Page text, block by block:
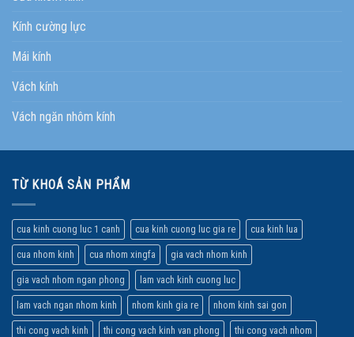
Kính cường lực
Mái kính
Vách kính
Vách ngăn nhôm kính
TỪ KHOÁ SẢN PHẨM
cua kinh cuong luc 1 canh cua kinh cuong luc gia re cua kinh lua
cua nhom kinh cua nhom xingfa gia vach nhom kinh
gia vach nhom ngan phong lam vach kinh cuong luc
lam vach ngan nhom kinh nhom kinh gia re nhom kinh sai gon
thi cong vach kinh thi cong vach kinh van phong thi cong vach nhom